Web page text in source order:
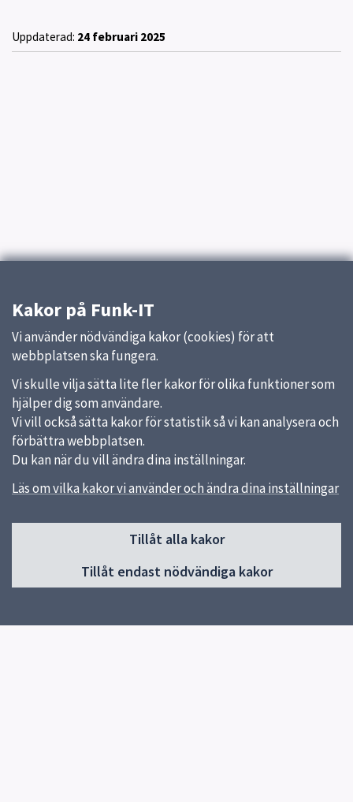
Uppdaterad: 24 februari 2025
Kakor på Funk-IT
Vi använder nödvändiga kakor (cookies) för att
webbplatsen ska fungera.
Vi skulle vilja sätta lite fler kakor för olika funktioner som
hjälper dig som användare.
Vi vill också sätta kakor för statistik så vi kan analysera och
förbättra webbplatsen.
Du kan när du vill ändra dina inställningar.
Läs om vilka kakor vi använder och ändra dina inställningar
Tillåt alla kakor
Tillåt endast nödvändiga kakor
Sidfot